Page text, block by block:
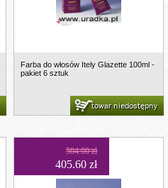
Farba do włosów Itely Glazette 100ml -
pakiet 6 sztuk
towar niedostępny
504.00 zł
405.60 zł